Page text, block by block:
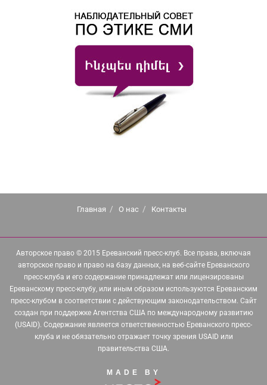
Главная О нас Контакты
Авторское право © 2015 Ереванский пресс-клуб. Все права, включая
авторское право и право на базу данных, на веб-сайте Ереванского
пресс-клуба и его содержание принадлежат или лицензированы
Ереванскому пресс-клубу, или иным образом используются Ереванским
пресс-клубом в соответствии с действующим законодательством. Сайт
создан при поддержке Агентства США по международному развитию
(USAID). Содержание является ответственностью Ереванского пресс-
клуба и не обязательно отражает точку зрения USAID или
правительства США.
MADE BY